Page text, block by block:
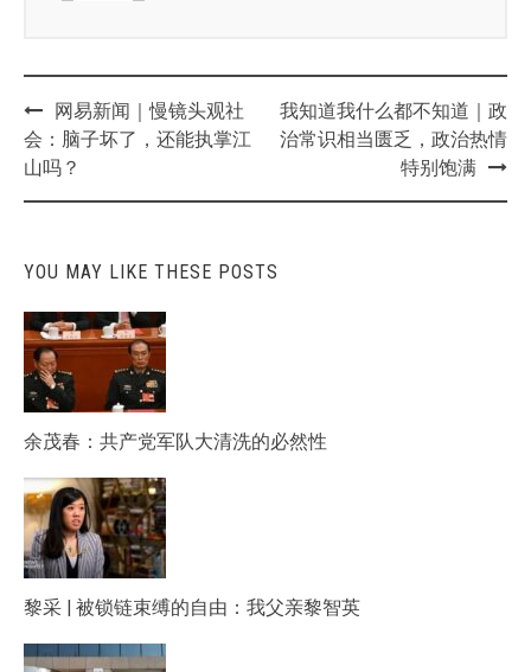
Post
navigation
网易新闻｜慢镜头观社
会：脑子坏了，还能执掌江
山吗？
我知道我什么都不知道｜政
治常识相当匮乏，政治热情
特别饱满
YOU MAY LIKE THESE POSTS
余茂春：共产党军队大清洗的必然性
黎采 | 被锁链束缚的自由：我父亲黎智英